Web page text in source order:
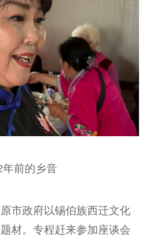
年前的乡音
市政府以锡伯族西迁文化
材。专程赶来参加座谈会